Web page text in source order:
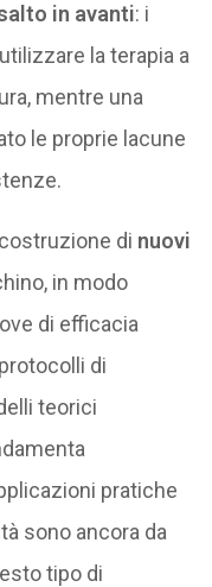
in avanti: i
la terapia a
mentre una
le proprie lacune
di nuovi
in modo
di efficacia
di
teorici
pratiche
sono ancora da
tipo di